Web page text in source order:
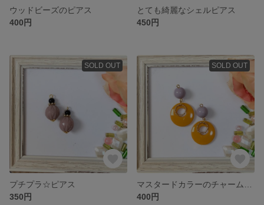
ウッドビーズのピアス
400円
とても綺麗なシェルピアス
450円
SOLD OUT
プチプラ☆ピアス
350円
SOLD OUT
400円